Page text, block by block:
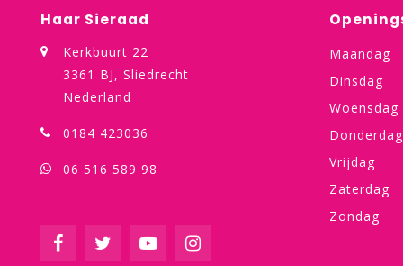
Haar Sieraad
Kerkbuurt 22
3361 BJ, Sliedrecht
Nederland
0184 423036
06 516 589 98
Maandag
Dinsdag
Woensdag
Donderdag
Vrijdag
Zaterdag
Zondag